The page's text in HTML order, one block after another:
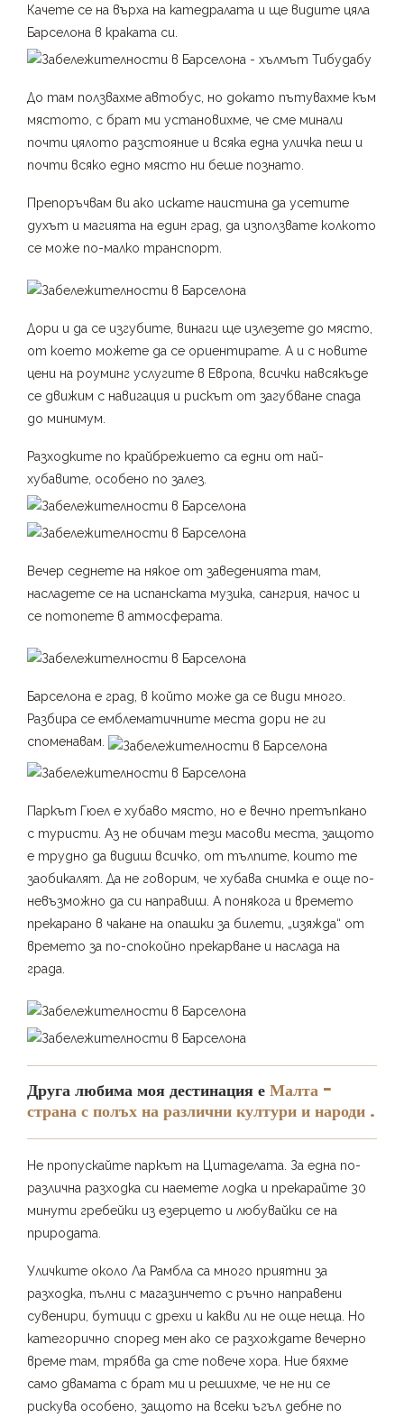
Качете се на върха на катедралата и ще видите цяла
Барселона в краката си.
До там ползвахме автобус, но докато пътувахме към
мястото, с брат ми установихме, че сме минали
почти цялото разстояние и всяка една уличка пеш и
почти всяко едно място ни беше познато.
Препоръчвам ви ако искате наистина да усетите
духът и магията на един град, да използвате колкото
се може по-малко транспорт.
Дори и да се изгубите, винаги ще излезете до място,
от което можете да се ориентирате. А и с новите
цени на роуминг услугите в Европа, всички навсякъде
се движим с навигация и рискът от загубване спада
до минимум.
Разходките по крайбрежието са едни от най-
хубавите, особено по залез.
Вечер седнете на някое от заведенията там,
насладете се на испанската музика, сангрия, начос и
се потопете в атмосферата.
Барселона е град, в който може да се види много.
Разбира се емблематичните места дори не ги
споменавам.
Паркът Гюел е хубаво място, но е вечно претъпкано
с туристи. Аз не обичам тези масови места, защото
е трудно да видиш всичко, от тълпите, които те
заобикалят. Да не говорим, че хубава снимка е още по-
невъзможно да си направиш. А понякога и времето
прекарано в чакане на опашки за билети, „изяжда“ от
времето за по-спокойно прекарване и наслада на
града.
Друга любима моя дестинация еМалта –
страна с полъх на различни култури и народи .
Не пропускайте паркът на Цитаделата. За една по-
различна разходка си наемете лодка и прекарайте 30
минути гребейки из езерцето и любувайки се на
природата.
Уличките около Ла Рамбла са много приятни за
разходка, пълни с магазинчето с ръчно направени
сувенири, бутици с дрехи и какви ли не още неща. Но
категорично според мен ако се разхождате вечерно
време там, трябва да сте повече хора. Ние бяхме
само двамата с брат ми и решихме, че не ни се
рискува особено, защото на всеки ъгъл дебне по